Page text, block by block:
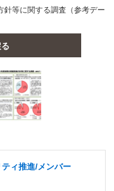
針等に関する調査（参考デー
ィ推進/メンバー